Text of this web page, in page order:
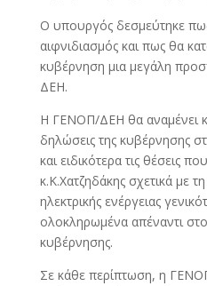
Ο υπουργός δεσμεύτηκε
αιφνιδιασμός και πως θα
κυβέρνηση μια μεγάλη
ΔΕΗ.
Η ΓΕΝΟΠ/ΔΕΗ θα αναμένει
δηλώσεις της κυβέρνησης
και ειδικότερα τις θέσεις
κ.Κ.Χατζηδάκης σχετικά με
ηλεκτρικής ενέργειας
ολοκληρωμένα απέναντι
κυβέρνησης.
Σε κάθε περίπτωση, η